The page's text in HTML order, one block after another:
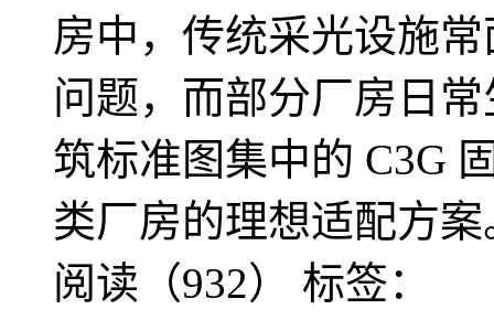
房中，传统采光设施
问题，而部分厂房日
筑标准图集中的 C3G
类厂房的理想适配方案
阅读（932） 标签：